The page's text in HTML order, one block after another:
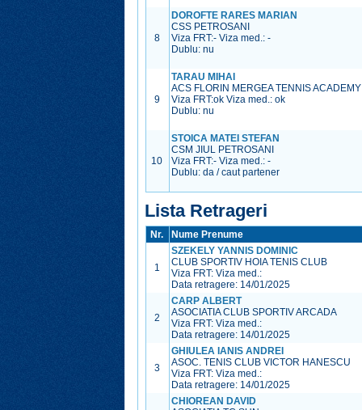
8
DOROFTE RARES MARIAN
CSS PETROSANI
Viza FRT:- Viza med.:-
Dublu: nu
9
TARAU MIHAI
ACS FLORIN MERGEA TENNIS ACADEMY
Viza FRT:ok Viza med.:ok
Dublu: nu
10
STOICA MATEI STEFAN
CSM JIUL PETROSANI
Viza FRT:- Viza med.:-
Dublu: da / caut partener
Lista Retrageri
Nr. Nume Prenume
1
SZEKELY YANNIS DOMINIC
CLUB SPORTIV HOIA TENIS CLUB
Viza FRT: Viza med.:
Data retragere: 14/01/2025
2
CARP ALBERT
ASOCIATIA CLUB SPORTIV ARCADA
Viza FRT: Viza med.:
Data retragere: 14/01/2025
3
GHIULEA IANIS ANDREI
ASOC. TENIS CLUB VICTOR HANESCU
Viza FRT: Viza med.:
Data retragere: 14/01/2025
CHIOREAN DAVID